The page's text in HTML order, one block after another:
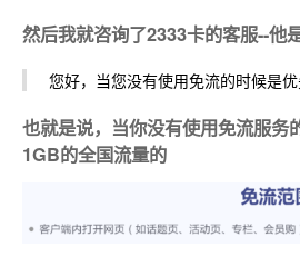
然后我就咨询了2333卡的客服--他
您好，当您没有使用免流的时候是
也就是说，当你没有使用免流服务
1GB的全国流量的